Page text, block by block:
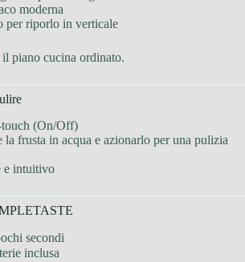
moderna
per riporlo in verticale
piano cucina ordinato.
touch (On/Off)
la frusta in acqua e azionarlo per una pulizia
e intuitivo
secondi
inclusa